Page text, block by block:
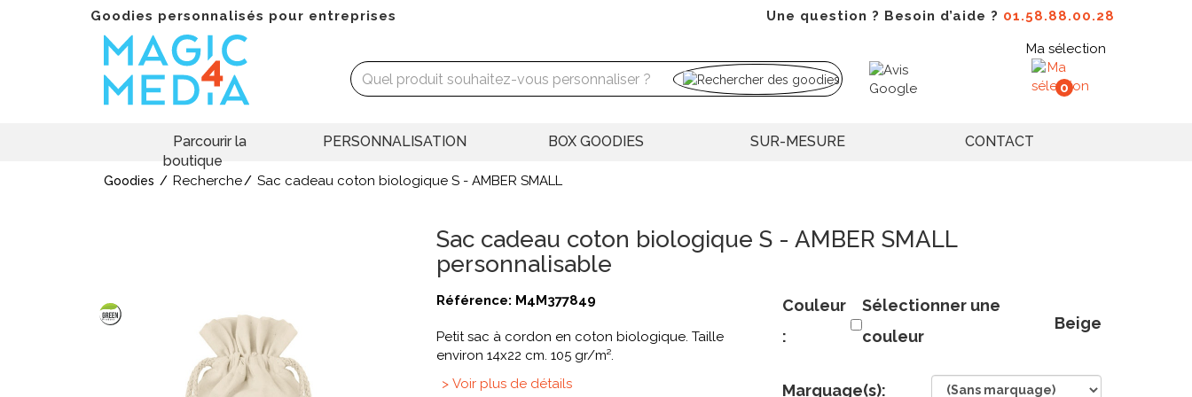
Goodies personnalisés pour entreprises Une question ? Besoin d’aide ? 01.58.88.00.28
Ma sélection
0
Parcourir la
boutique
PERSONNALISATION BOX GOODIES SUR-MESURE CONTACT
Goodies Recherche Sac cadeau coton biologique S - AMBER SMALL
Sac cadeau coton biologique S - AMBER SMALL
personnalisable
Référence: M4M377849
Petit sac à cordon en coton biologique. Taille
environ 14x22 cm. 105 gr/m².
> Voir plus de détails
Couleur
:
Sélectionner une
couleur
Beige
Marquage(s):